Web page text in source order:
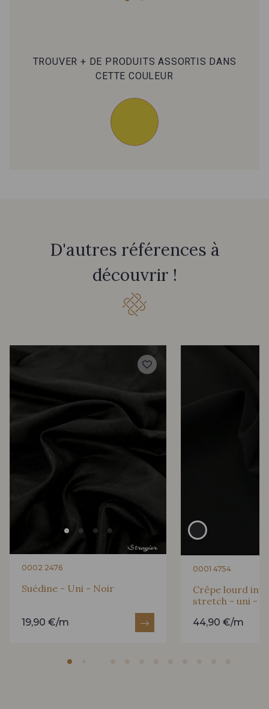
64 - Vermillon 60 - Rouge Rubis
TROUVER + DE PRODUITS ASSORTIS DANS
CETTE COULEUR
D'autres références à
découvrir !
0002 2476
Suédine - Uni - Noir
19,90 €/m
0001 4754
Crêpe lourd
stretch - uni -
44,90 €/m